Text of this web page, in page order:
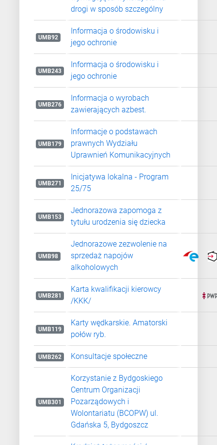
drogi w sposób szczególny
UMB92
Informacja o środowisku i
jego ochronie
UMB243
Informacja o środowisku i
jego ochronie
UMB276
Informacja o wyrobach
zawierających azbest.
UMB179
Informacje o podstawach
prawnych Wydziału
Uprawnień Komunikacyjnych
UMB271
Inicjatywa lokalna - Program
25/75
UMB153
Jednorazowa zapomoga z
tytułu urodzenia się dziecka
UMB98
Jednorazowe zezwolenie na
sprzedaż napojów
alkoholowych
UMB281
Karta kwalifikacji kierowcy
/KKK/
UMB119
Karty wędkarskie. Amatorski
połów ryb.
UMB262 Konsultacje społeczne
UMB301
Korzystanie z Bydgoskiego
Centrum Organizacji
Pozarządowych i
Wolontariatu (BCOPW) ul.
Gdańska 5, Bydgoszcz